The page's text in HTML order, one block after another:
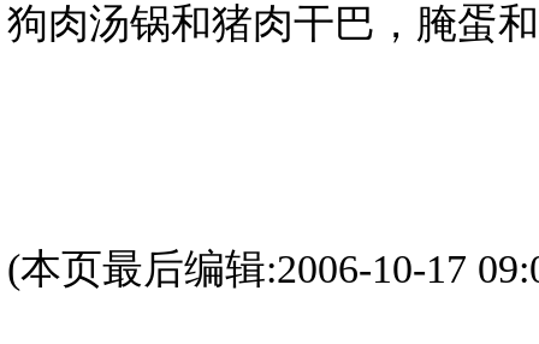
狗肉汤锅和猪肉干巴，腌蛋
(本页最后编辑:2006-10-17